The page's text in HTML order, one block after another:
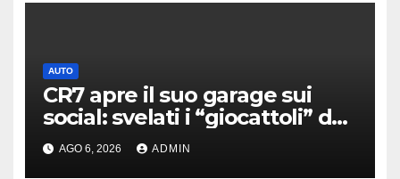
AUTO
CR7 apre il suo garage sui
social: svelati i “giocattoli” da
oltre 40 milioni
AGO 6, 2026 ADMIN